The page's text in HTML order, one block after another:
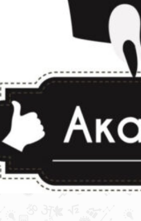
ВПР, МЦКО, СтатГрад, КДР, ВОШ,